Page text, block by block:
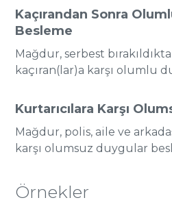
Kaçırandan Sonra
Besleme
Mağdur, serbest
kaçıran(lar)a karşı olumlu
Kurtarıcılara Karşı
Mağdur, polis, aile ve
karşı olumsuz duygular
Örnekler